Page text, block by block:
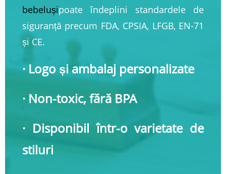
bebelușipoate îndeplini standardele de
siguranță precum FDA, CPSIA, LFGB, EN-71
și CE.
· Logo și ambalaj personalizate
· Non-toxic, fără BPA
· Disponibil într-o varietate de
stiluri